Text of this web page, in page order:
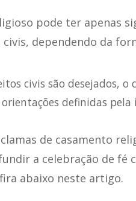
pode ter apenas
dependendo da
civis são desejados,
definidas
de casamento
a celebração de
abaixo neste artigo.